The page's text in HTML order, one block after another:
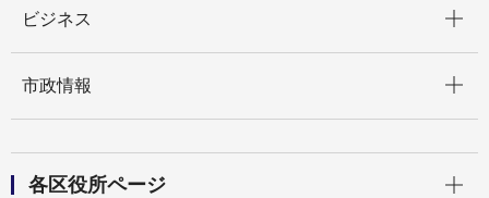
ビジネス
市政情報
各区役所ページ